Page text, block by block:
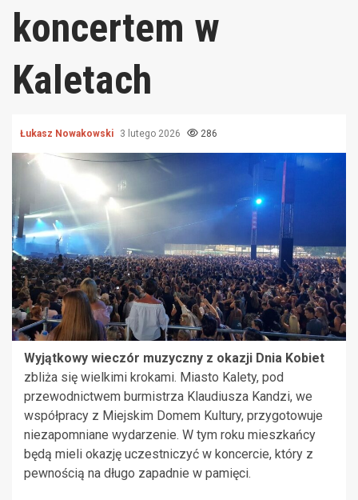
koncertem w
Kaletach
Łukasz Nowakowski 3 lutego 2026 286
Wyjątkowy wieczór muzyczny z okazji Dnia Kobiet
zbliża się wielkimi krokami. Miasto Kalety, pod
przewodnictwem burmistrza Klaudiusza Kandzi, we
współpracy z Miejskim Domem Kultury, przygotowuje
niezapomniane wydarzenie. W tym roku mieszkańcy
będą mieli okazję uczestniczyć w koncercie, który z
pewnością na długo zapadnie w pamięci.